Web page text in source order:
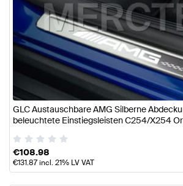
GLC Austauschbare AMG Silberne
beleuchtete Einstiegsleisten C254/X254
€108.98
€131.87incl. 21% LV VAT